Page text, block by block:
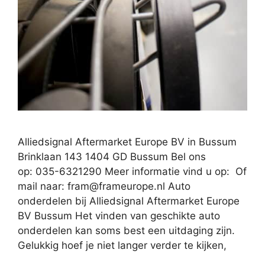
Alliedsignal Aftermarket Europe BV in Bussum
Brinklaan 143 1404 GD Bussum Bel ons
op: 035-6321290 Meer informatie vind u op: Of
mail naar: fram@frameurope.nl Auto
onderdelen bij Alliedsignal Aftermarket Europe
BV Bussum Het vinden van geschikte auto
onderdelen kan soms best een uitdaging zijn.
Gelukkig hoef je niet langer verder te kijken,